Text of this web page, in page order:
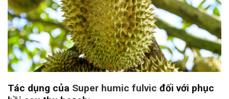
Tác dụng của Super humic fulvic đối với phục